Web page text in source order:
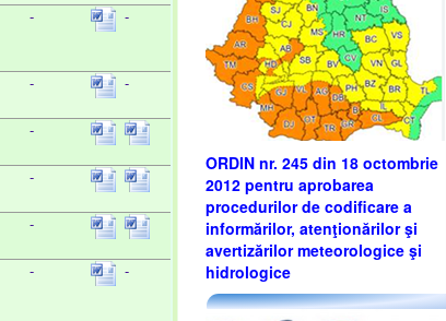
- -
- -
-
-
-
- -
ORDIN nr. 245 din 18 octombrie
2012 pentru aprobarea
procedurilor de codificare a
informărilor, atenţionărilor şi
avertizărilor meteorologice şi
hidrologice